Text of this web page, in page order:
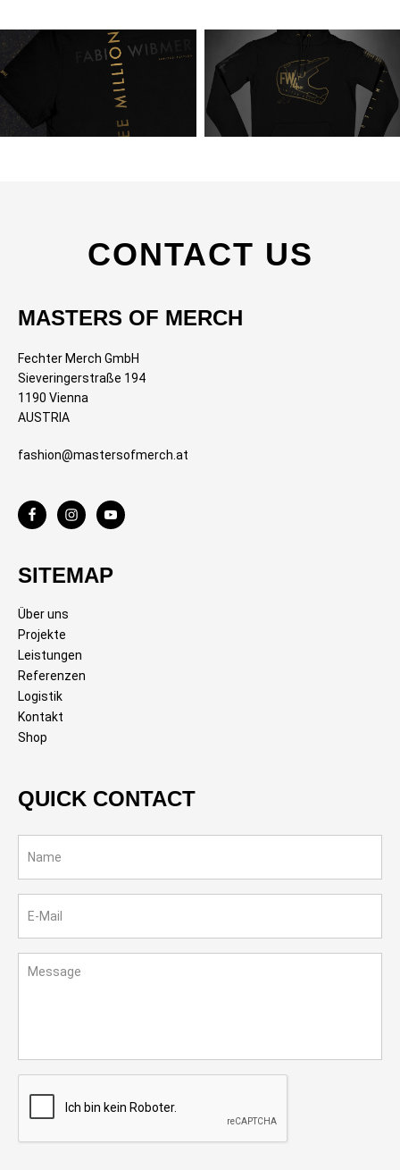
CONTACT US
MASTERS OF MERCH
Fechter Merch GmbH
Sieveringerstraße 194
1190 Vienna
AUSTRIA
fashion@mastersofmerch.at
SITEMAP
Über uns
Projekte
Leistungen
Referenzen
Logistik
Kontakt
Shop
QUICK CONTACT